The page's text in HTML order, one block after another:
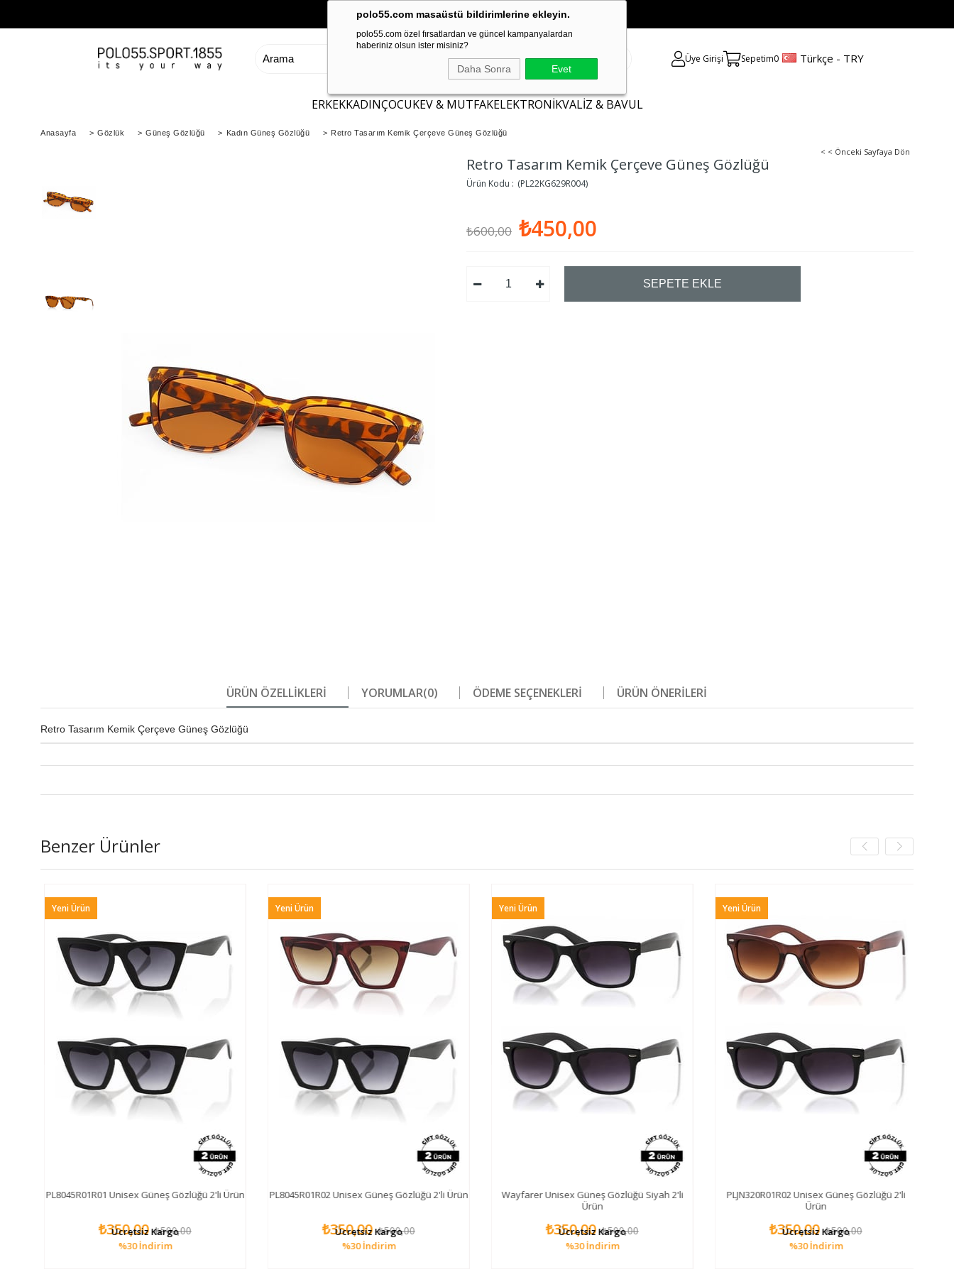
polo55.com masaüstü bildirimlerine ekleyin.
polo55.com özel fırsatlardan ve güncel kampanyalardan
haberiniz olsun ister misiniz?
Daha Sonra Evet
Üye Girişi Sepetim0 Türkçe - TRY
ERKEKKADINÇOCUKEV & MUTFAKELEKTRONİKVALİZ & BAVUL
Anasayfa > Gözlük > Güneş Gözlüğü > Kadın Güneş Gözlüğü > Retro Tasarım Kemik Çerçeve Güneş Gözlüğü
< < Önceki Sayfaya Dön
Retro Tasarım Kemik Çerçeve Güneş Gözlüğü
(PL22KG629R004)
₺600,00 ₺450,00
ÜRÜN ÖZELLIKLERI YORUMLAR(0) ÖDEME SEÇENEKLERI ÜRÜN ÖNERILERI
Retro Tasarım Kemik Çerçeve Güneş Gözlüğü
Benzer Ürünler
PL8045R01R01 Unisex Güneş Gözlüğü 2'li Ürün
₺350,00 ₺500,00
%30İndirim
Ücretsiz Kargo
Yeni Ürün
PL8045R01R02 Unisex Güneş Gözlüğü 2'li Ürün
₺350,00 ₺500,00
%30İndirim
Ücretsiz Kargo
Yeni Ürün
Wayfarer Unisex Güneş Gözlüğü Siyah 2'li
Ürün
₺350,00 ₺500,00
%30İndirim
Ücretsiz Kargo
Yeni Ürün
PLJN320R01R02 Unisex Güneş Gözlüğü 2'li
Ürün
₺350,00 ₺500,00
%30İndirim
Ücretsiz Kargo
Yeni Ürün